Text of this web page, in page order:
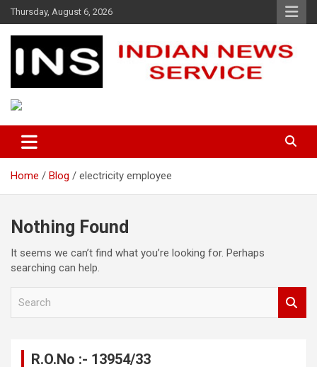
Skip
to
content
Thursday, August 6, 2026
Indian News Service
Home Blog electricity employee
Nothing Found
It seems we can’t find what you’re looking for. Perhaps
searching can help.
R.O.No :- 13954/33